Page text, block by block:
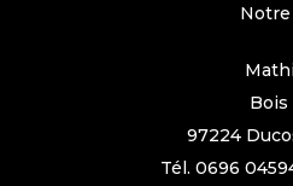
Bois
97224
Tél. 0696